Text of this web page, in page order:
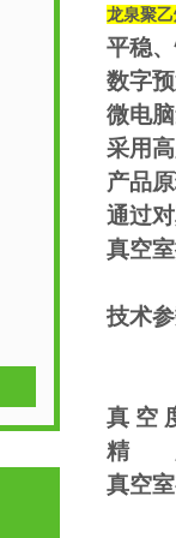
龙泉聚
平稳
数字
微电
采用
产品原
通过
真空
技术参
真 空
精
真空